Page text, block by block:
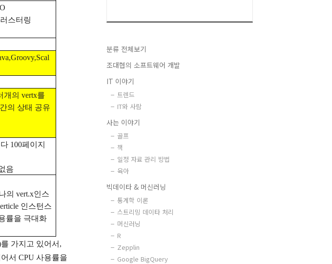
스터링
개의 vertx를
간의 상태 공유
100페이지
음
의 vert.x인스
인스턴스
률을 극대화
를 가지고 있어서 ,
서 CPU 사용률을
분류 전체보기
조대협의 소프트웨어 개발
IT 이야기
트렌드
IT와 사람
사는 이야기
골프
책
일정 자료 관리 방법
육아
빅데이타 & 머신러닝
통계학 이론
스트리밍 데이타 처리
머신러닝
R
Zepplin
Google BigQuery